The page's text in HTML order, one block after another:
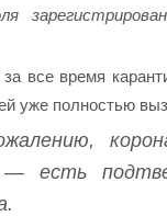
все время
уже полностью
есть